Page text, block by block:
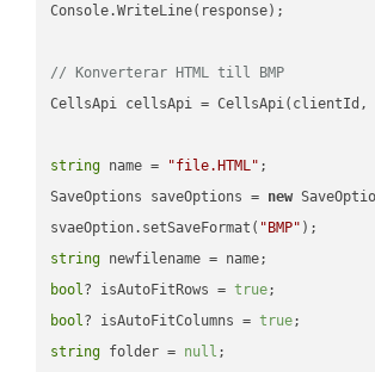
Console.WriteLine(response);
// Konverterar HTML till BMP
CellsApi cellsApi = CellsApi(clientId,
string name = "file.HTML" ;
SaveOptions saveOptions = new
svaeOption.setSaveFormat( "BMP"
string
bool? isAutoFitRows = true
bool? isAutoFitColumns = true
string folder = null